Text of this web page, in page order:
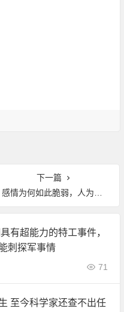
下一篇
感情为何如此脆弱，人为什么会出轨？麻省理工学院用科学实验告诉你答案。
有超能力的特工事件，
刺探军事情
71
至今科学家还查不出任